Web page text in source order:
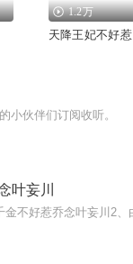
1.2万
天降王妃不好惹
小伙伴们订阅收听。
叶妄川